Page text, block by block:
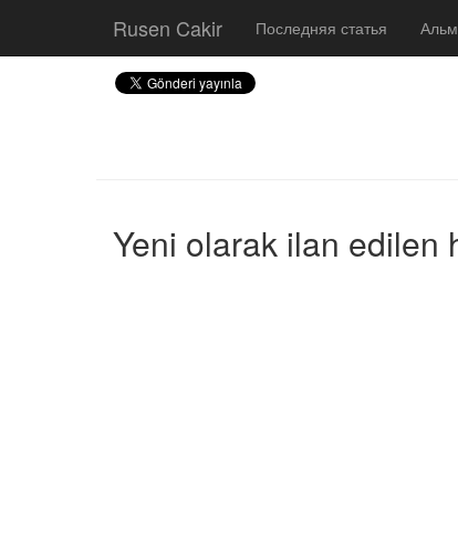
Rusen Cakir Последняя статья
Yeni olarak ilan edilen